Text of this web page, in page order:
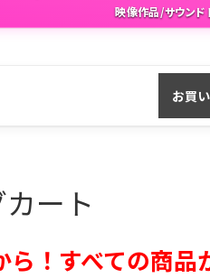
映像作品/サウンド
お買
ート
ら！すべての商